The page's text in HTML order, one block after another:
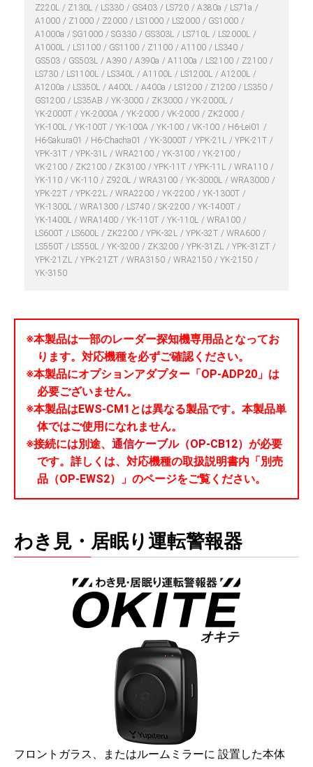
Z220L
Z130L LS330 GS403 LS720 A380a
LS71a
A1000
Z1000 Z2000 LS1000 LS2000
GS1000
A1000a
SG1000 SG330 GS303L LS710L
LS2000L
A1000L
LS1100 GS1100 Z1100 A1100
LS340
GS503
GS503L A390 A390a A1100a LS2100
Z2100
LS730
LS1100L LS340L A1100L LS1200L
A1200L
A1200a
LS350L A400L A400a LS1200 Z1200
LS350
GS1200
LS35AB YK-3000 ZK3000
YK-2000L
YK-2000T
YK-2000A YK-2000 VK-2000
ZK2000
YK-100L
YK-100T YK-100A YK-100 VK-100
H6-Lei01
H6-Sakura01
H6-Chacha01 YK-3000T YPK-21L
YPK-21T
YPK-31T
YPK-31L WRA2100 YK-3100
YK-2100
VK-2100
ZK2100 ZK3100 YPK-11T YPK-11L
WRA110
YK-110
VK-110 Z920L WRA3100 YK-3000L
WRA3000
YPK-22T
YPK-22L WRA2200 YK-2200
YK-1300T
YK-1300L
WRA1300 LS740 SK-2200
YK-1400T
YK-1400L
WRA1400 YK-110T YK-110L
WRA100
LS600T
LS600L ZK2200 YPK-32L YPK-32T
WRA600
LS550T
LS550L YK-3200 ZK3200 YPK-31ZL
YPK-31ZT
YPK-21ZL
YPK-21ZT WRA3150 WRA2150
YK-2150
YK-3150
※本製品は一部のレーダー探知機専用品となってお
ります。対応機種を必ずご確認ください。
※本製品にオプションアダプター「OP-ADP20」は
必要ございません。
※本製品はEWS-CM1とは異なる製品です。本製品単
体ではご使用になれません。
※接続には別途、 通信ケーブル（OP-CB12） が必要
です。詳しくは、対応機種の取扱説明書内「別売
品（OP-EWS2）」のページをご覧ください。
わき見・居眠り運転警報器
フロントガラス、またはルームミラーに 設置した本体